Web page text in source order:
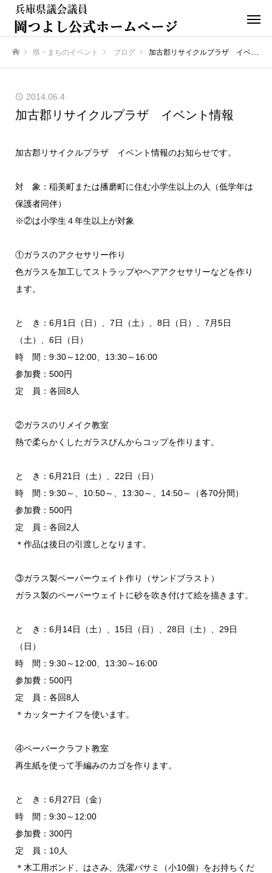
県・まちのイベント ブログ 加古郡リサイクルプラザ イベント情報
2014.06.4
加古郡リサイクルプラザ イベント情報
加古郡リサイクルプラザ イベント情報のお知らせです。
対 象：稲美町または播磨町に住む小学生以上の人（低学年は
保護者同伴）
※②は小学生４年生以上が対象
①ガラスのアクセサリー作り
色ガラスを加工してストラップやヘアアクセサリーなどを作り
ます。
と き：6月1日（日）、7日（土）、8日（日）、7月5日
（土）、6日（日）
時 間：9:30～12:00、13:30～16:00
参加費：500円
定 員：各回8人
②ガラスのリメイク教室
熱で柔らかくしたガラスびんからコップを作ります。
と き：6月21日（土）、22日（日）
時 間：9:30～、10:50～、13:30～、14:50～（各70分間）
参加費：500円
定 員：各回2人
＊作品は後日の引渡しとなります。
③ガラス製ペーパーウェイト作り（サンドブラスト）
ガラス製のペーパーウェイトに砂を吹き付けて絵を描きます。
と き：6月14日（土）、15日（日）、28日（土）、29日
（日）
時 間：9:30～12:00、13:30～16:00
参加費：500円
定 員：各回8人
＊カッターナイフを使います。
④ペーパークラフト教室
再生紙を使って手編みのカゴを作ります。
と き：6月27日（金）
時 間：9:30～12:00
参加費：300円
定 員：10人
＊木工用ボンド、はさみ、洗濯バサミ（小10個）をお持ちくだ